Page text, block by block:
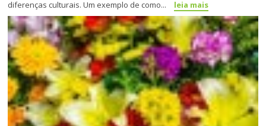
diferenças culturais. Um exemplo de como...
leia mais